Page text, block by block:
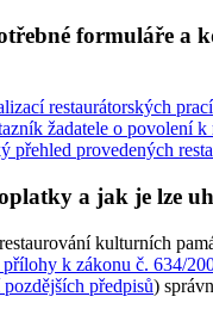
formuláře a
restaurátorských prací
žadatele o povolení k
přehled provedených
a jak je lze
kulturních
k zákonu č. 634/
předpisů)